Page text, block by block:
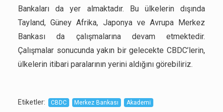
Bankaları da yer almaktadır. Bu ülkelerin dışında
Tayland, Güney Afrika, Japonya ve Avrupa Merkez
Bankası da çalışmalarına devam etmektedir.
Çalışmalar sonucunda yakın bir gelecekte CBDC’lerin,
ülkelerin itibari paralarının yerini aldığını görebiliriz.
Etiketler: CBDC Merkez Bankası Akademi